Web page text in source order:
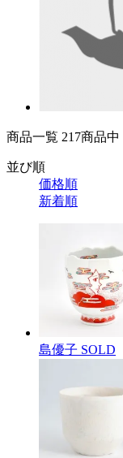
商品一覧 217商品中
並び順
価格順
新着順
島優子 SOLD